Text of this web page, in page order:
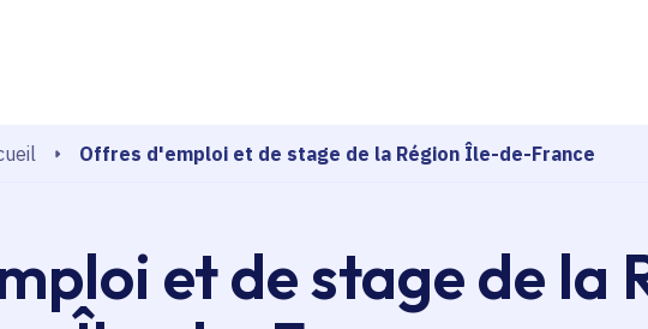
Offres d'emploi et de stage de la Région Île-de-France
et de stage de la